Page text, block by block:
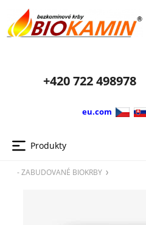
+420722 498978
eu.com
Produkty
- ZABUDOVANÉ BIOKRBY